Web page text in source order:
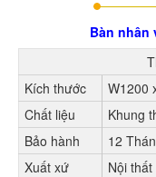
Bàn nhân
Kích thước
W1200
Chất liệu
Khung
Bảo hành
12
Xuất xứ
Nội